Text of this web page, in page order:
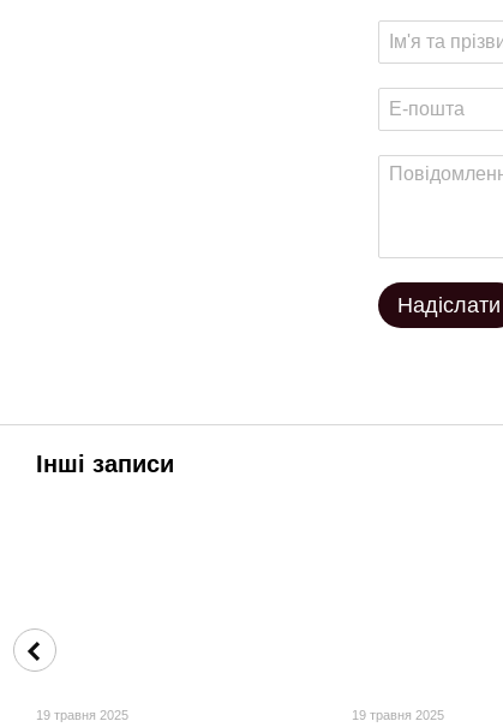
Надіслати
Інші записи
19 травня 2025 19 травня 2025